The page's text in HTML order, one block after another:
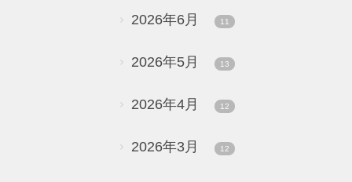
2026年6月 11
2026年5月 13
2026年4月 12
2026年3月 12